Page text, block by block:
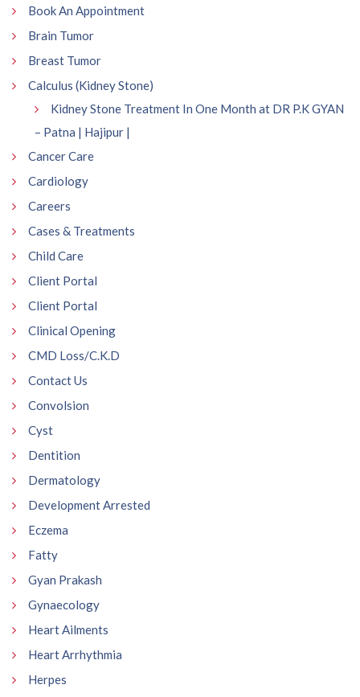
Book An Appointment
Brain Tumor
Breast Tumor
Calculus (Kidney Stone)
Kidney Stone Treatment In One Month at DR P.K GYAN
– Patna | Hajipur |
Cancer Care
Cardiology
Careers
Cases & Treatments
Child Care
Client Portal
Client Portal
Clinical Opening
CMD Loss/C.K.D
Contact Us
Convolsion
Cyst
Dentition
Dermatology
Development Arrested
Eczema
Fatty
Gyan Prakash
Gynaecology
Heart Ailments
Heart Arrhythmia
Herpes